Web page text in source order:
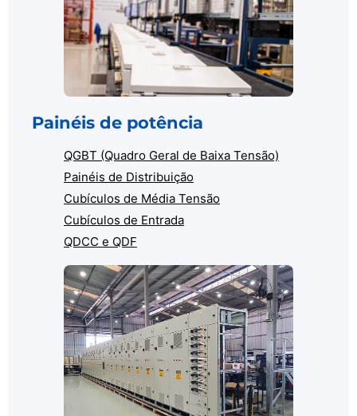
Painéis de potência
QGBT (Quadro Geral de Baixa Tensão)
Painéis de Distribuição
Cubículos de Média Tensão
Cubículos de Entrada
QDCC e QDF